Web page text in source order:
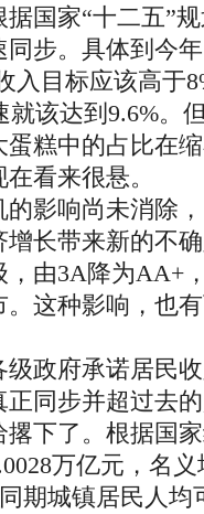
家“十二五”规
步。具体到今
入目标应该高于
就该达到9.6%。
糕中的占比在
看来很悬。
影响尚未消除，
长带来新的不
由3A降为AA+
这种影响，也
府承诺居民收
正同步并超过去
撂下了。根据国
万亿元，名
期城镇居民人均